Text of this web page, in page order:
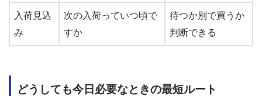
入荷見込
み
次の入荷っていつ頃で
すか
待つか別で買うか
判断できる
どうしても今日必要なときの最短ルート